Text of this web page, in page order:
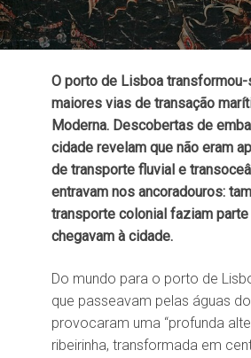
O porto de Lisboa transformou-
maiores vias de transação
Moderna. Descobertas de
cidade revelam que não eram
de transporte fluvial e
entravam nos ancoradouros:
transporte colonial faziam
chegavam à cidade.
Do mundo para o porto de
que passeavam pelas águas
provocaram uma “profunda
ribeirinha, transformada em